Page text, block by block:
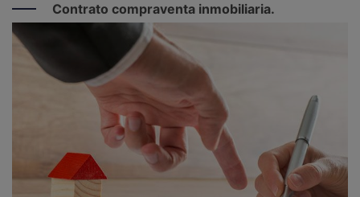
Contrato compraventa inmobiliaria.